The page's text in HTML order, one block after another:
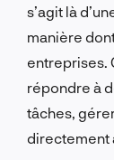
s’agit là
manière
entreprises.
répondre à
tâches,
directement